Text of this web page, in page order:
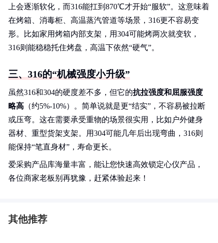
上会逐渐软化，而316能扛到870℃才开始“服软”。这意味着
在烤箱、消毒柜、高温蒸汽管道等场景，316更不容易变
形。比如家用烤箱内部支架，用304可能烤两次就变软，
316则能稳稳托住烤盘，高温下依然“硬气”。
三、316的“机械强度小升级”
虽然316和304的硬度差不多，但它的抗拉强度和屈服强度
略高 （约5%-10%）。简单说就是更“结实”，不容易被拉断
或压弯。这在需要承受重物的场景很实用，比如户外健身
器材、重型货架支架。用304可能几年后出现弯曲，316则
能保持“笔直身材”，寿命更长。
爱采购产品库海量丰富，能让您快速高效锁定心仪产品，
各位商家老板别再犹豫，赶紧体验起来！
其他推荐